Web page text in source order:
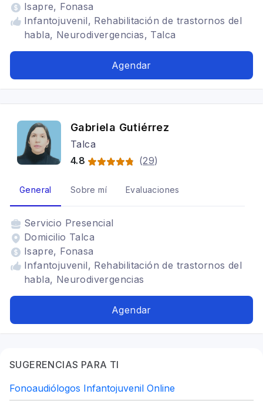
Isapre, Fonasa
Infantojuvenil, Rehabilitación de trastornos del
habla, Neurodivergencias, Talca
Agendar
Gabriela Gutiérrez
Talca
4.8
(29)
General Sobre mí Evaluaciones
Servicio Presencial
Domicilio Talca
Isapre, Fonasa
Infantojuvenil, Rehabilitación de trastornos del
habla, Neurodivergencias
Agendar
SUGERENCIAS PARA TI
Fonoaudiólogos Infantojuvenil Online